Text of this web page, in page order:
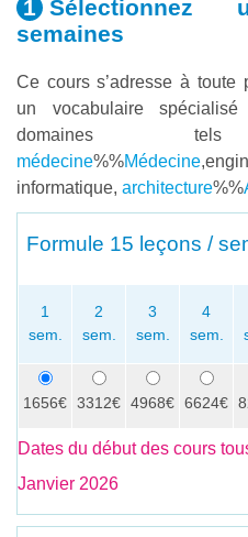
semaines
Ce cours s’adresse à toute
un vocabulaire
domaines
médecine%%Médecine
informatique, architecture%%
Formule 15 leçons /
1
sem.
2
sem.
3
sem.
4
sem.
1656€ 3312€ 4968€ 6624€
Dates du début des cours
Janvier 2026